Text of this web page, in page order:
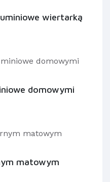
wiertarką
domowymi
matowym